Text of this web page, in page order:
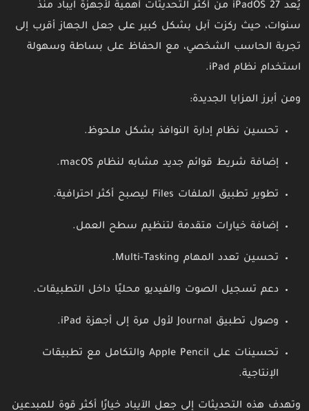
يُعد iPadOS 27 من أكثر التحديثات أهمية لأجهزة آيباد منذ
سنوات، حيث ركزت آبل بشكل كبير على جعل الجهاز أقرب إلى
تجربة الحاسب الشخصي، مع الحفاظ على بساطة وسهولة
استخدام نظام iPad.
ومن أبرز المزايا الجديدة:
تحسين نظام إدارة النوافذ بشكل ملحوظ.
إضافة شريط قوائم جديد مشابه لنظام macOS.
تطوير تطبيق الملفات Files ليصبح أكثر احترافية.
إضافة خيارات متقدمة لتنظيم سطح العمل.
تحسين تعدد المهام Multi-Tasking.
دعم تسجيل الصوت والفيديو محليًا داخل التطبيقات.
وصول تطبيق Journal لأول مرة إلى أجهزة iPad.
تحسينات على Apple Pencil والتكامل مع تطبيقات
الإنتاجية.
وتهدف هذه التحديثات إلى جعل الآيباد خيارًا أكثر قوة للمبدعين